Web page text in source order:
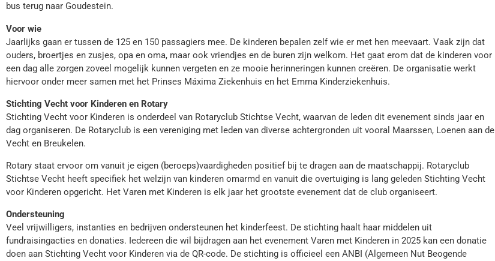
bus terug naar Goudestein.
Voor wie
Jaarlijks gaan er tussen de 125 en 150 passagiers mee. De kinderen bepalen zelf wie er met hen meevaart. Vaak zijn dat
ouders, broertjes en zusjes, opa en oma, maar ook vriendjes en de buren zijn welkom. Het gaat erom dat de kinderen voor
een dag alle zorgen zoveel mogelijk kunnen vergeten en ze mooie herinneringen kunnen creëren. De organisatie werkt
hiervoor onder meer samen met het Prinses Máxima Ziekenhuis en het Emma Kinderziekenhuis.
Stichting Vecht voor Kinderen en Rotary
Stichting Vecht voor Kinderen is onderdeel van Rotaryclub Stichtse Vecht, waarvan de leden dit evenement sinds jaar en
dag organiseren. De Rotaryclub is een vereniging met leden van diverse achtergronden uit vooral Maarssen, Loenen aan de
Vecht en Breukelen.
Rotary staat ervoor om vanuit je eigen (beroeps)vaardigheden positief bij te dragen aan de maatschappij. Rotaryclub
Stichtse Vecht heeft specifiek het welzijn van kinderen omarmd en vanuit die overtuiging is lang geleden Stichting Vecht
voor Kinderen opgericht. Het Varen met Kinderen is elk jaar het grootste evenement dat de club organiseert.
Ondersteuning
Veel vrijwilligers, instanties en bedrijven ondersteunen het kinderfeest. De stichting haalt haar middelen uit
fundraisingacties en donaties. Iedereen die wil bijdragen aan het evenement Varen met Kinderen in 2025 kan een donatie
doen aan Stichting Vecht voor Kinderen via de QR-code. De stichting is officieel een ANBI (Algemeen Nut Beogende